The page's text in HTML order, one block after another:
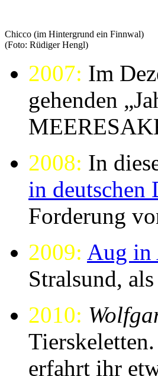
Chicco (im Hintergrund ein Finnwal)
(Foto: Rüdiger Hengl)
2007: Im
gehenden
2008: In
in deutschen
Forderung
2009: Aug in
Stralsund,
2010:
erfahrt ihr